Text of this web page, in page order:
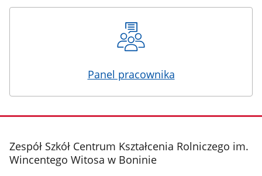
Panel pracownika
stopka
Zespół Szkół Centrum Kształcenia Rolniczego im.
Wincentego Witosa w Boninie